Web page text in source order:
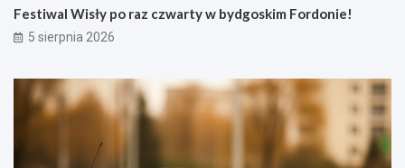
Festiwal Wisły po raz czwarty w bydgoskim Fordonie!
5 sierpnia 2026